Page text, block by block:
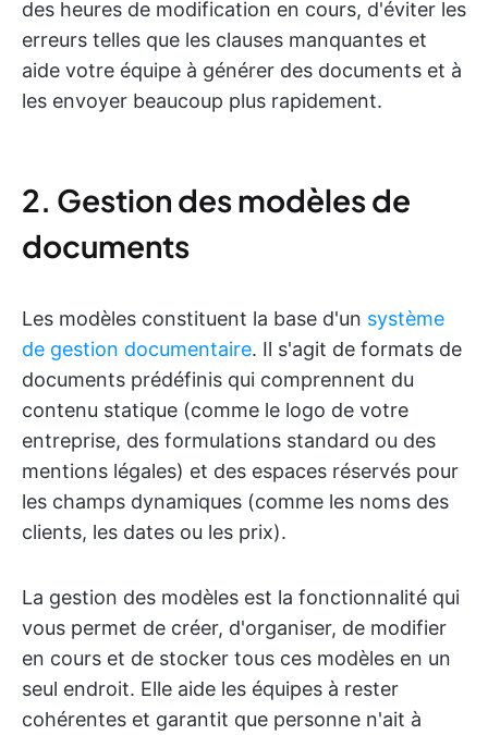
des heures de modification en cours, d'éviter les
erreurs telles que les clauses manquantes et
aide votre équipe à générer des documents et à
les envoyer beaucoup plus rapidement.
2. Gestion des modèles de
documents
Les modèles constituent la base d'un système
de gestion documentaire. Il s'agit de formats de
documents prédéfinis qui comprennent du
contenu statique (comme le logo de votre
entreprise, des formulations standard ou des
mentions légales) et des espaces réservés pour
les champs dynamiques (comme les noms des
clients, les dates ou les prix).
La gestion des modèles est la fonctionnalité qui
vous permet de créer, d'organiser, de modifier
en cours et de stocker tous ces modèles en un
seul endroit. Elle aide les équipes à rester
cohérentes et garantit que personne n'ait à